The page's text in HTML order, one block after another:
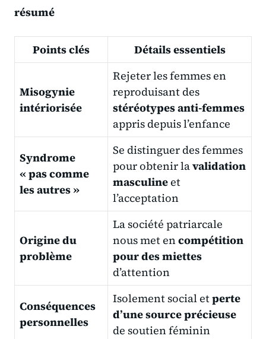
résumé
Points clés Détails essentiels
Misogynie
intériorisée
Rejeter les femmes en
reproduisant des
stéréotypes anti-femmes
appris depuis l’enfance
Syndrome
« pas comme
les autres »
Se distinguer des femmes
pour obtenir lavalidation
masculineet
l’acceptation
Origine du
problème
La société patriarcale
nous met encompétition
pour des miettes
d’attention
Conséquences
personnelles
Isolement social etperte
d’une source précieuse
de soutien féminin